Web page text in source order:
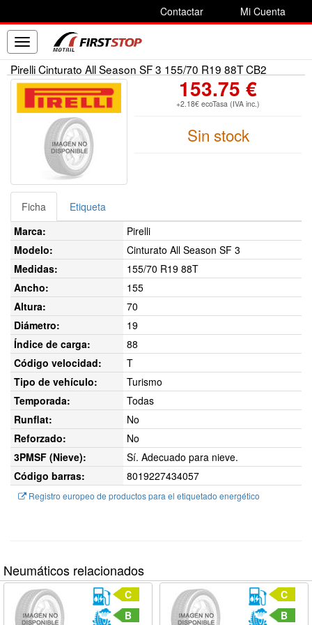
Contactar Mi Cuenta
Toggle
navigation
Pirelli Cinturato All Season SF 3 155/70 R19 88T CB2
153.75 €
+2.18€ ecoTasa (IVA inc.)
Sin stock
Ficha
Etiqueta
Marca:
Pirelli
Modelo:
Cinturato All Season SF 3
Medidas:
155/70 R19 88T
Ancho:
155
Altura:
70
Diámetro:
19
Índice de carga:
88
Código velocidad:
T
Tipo de vehículo:
Turismo
Temporada:
Todas
Runflat:
No
Reforzado:
No
3PMSF (Nieve):
Sí. Adecuado para nieve.
Código barras:
8019227434057
Registro europeo de productos para el etiquetado energético
Neumáticos relacionados
C
B
C
B